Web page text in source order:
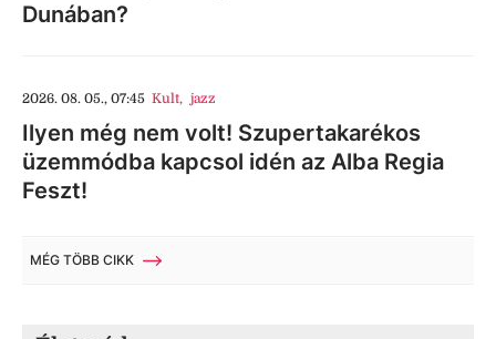
Dunában?
2026. 08. 05., 07:45 Kult, jazz
Ilyen még nem volt! Szupertakarékos
üzemmódba kapcsol idén az Alba Regia
Feszt!
MÉG TÖBB CIKK